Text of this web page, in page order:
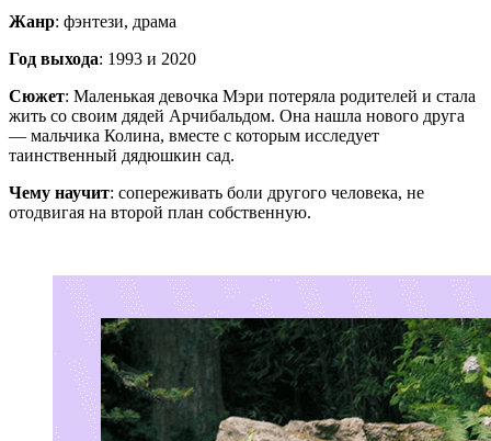
Жанр: фэнтези, драма
Год выхода: 1993 и 2020
Сюжет: Маленькая девочка Мэри потеряла родителей и стала
жить со своим дядей Арчибальдом. Она нашла нового друга
— мальчика Колина, вместе с которым исследует
таинственный дядюшкин сад.
Чему научит: сопереживать боли другого человека, не
отодвигая на второй план собственную.